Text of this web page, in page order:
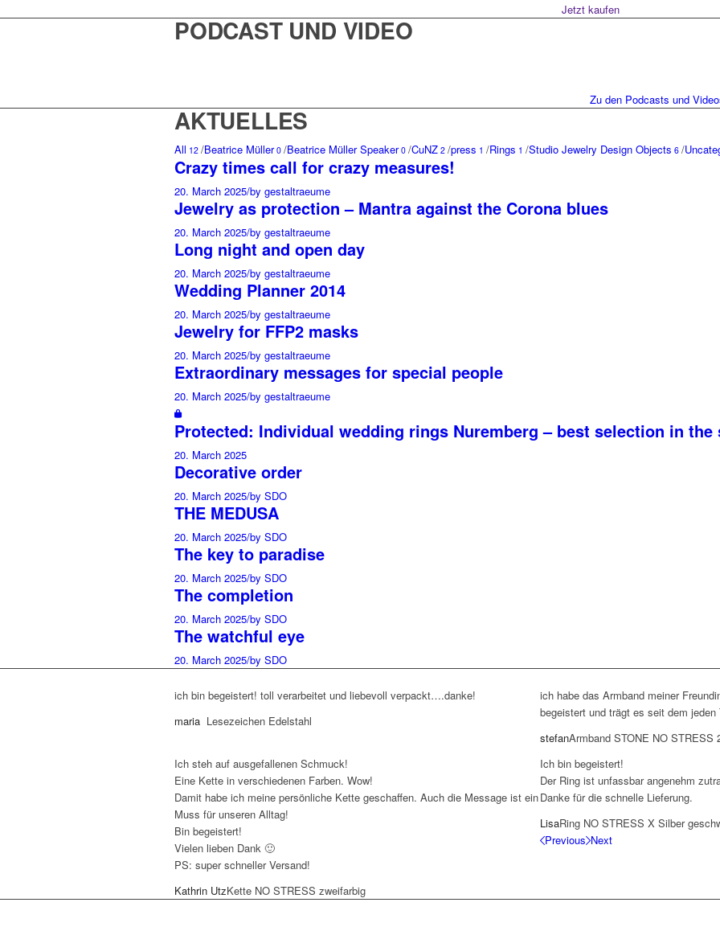
Jetzt kaufen
PODCAST UND VIDEO
Zu den Podcasts und
AKTUELLES
All 12 /Beatrice Müller0 /Beatrice Müller Speaker0 /CuNZ 2 /press 1 /Rings 1 /Studio Jewelry Design Objects 6 /
Crazy times call for crazy measures!
20. March 2025/by gestaltraeume
Jewelry as protection – Mantra against the Corona blues
20. March 2025/by gestaltraeume
Long night and open day
20. March 2025/by gestaltraeume
Wedding Planner 2014
20. March 2025/by gestaltraeume
Jewelry for FFP2 masks
20. March 2025/by gestaltraeume
Extraordinary messages for special people
20. March 2025/by gestaltraeume
Protected: Individual wedding rings Nuremberg – best selection in the
20. March 2025
Decorative order
20. March 2025/by SDO
THE MEDUSA
20. March 2025/by SDO
The key to paradise
20. March 2025/by SDO
The completion
20. March 2025/by SDO
The watchful eye
20. March 2025/by SDO
ich bin begeistert! toll verarbeitet und liebevoll verpackt….danke!
maria Lesezeichen Edelstahl
ich habe das Armband meiner
begeistert und trägt es seit dem
stefanArmband STONE NO STRESS
Ich steh auf ausgefallenen Schmuck!
Eine Kette in verschiedenen Farben. Wow!
Damit habe ich meine persönliche Kette geschaffen. Auch die Message ist ein
Muss für unseren Alltag!
Bin begeistert!
Vielen lieben Dank 🙂
PS: super schneller Versand!
Kathrin UtzKette NO STRESS zweifarbig
Ich bin begeistert!
Der Ring ist unfassbar angenehm
Danke für die schnelle Lieferung.
LisaRing NO STRESS X Silber
Previous Next